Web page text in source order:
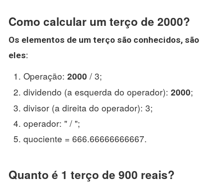
Como calcular um terço de 2000?
Os elementos de um terço são conhecidos, são
eles:
Operação: 2000 / 3;
dividendo (a esquerda do operador): 2000;
divisor (a direita do operador): 3;
operador: " / ";
quociente = 666.66666666667.
Quanto é 1 terço de 900 reais?